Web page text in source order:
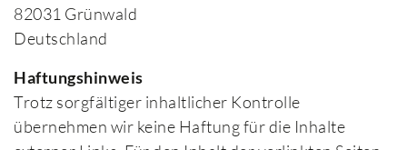
82031 Grünwald
Deutschland
Haftungshinweis
Trotz sorgfältiger inhaltlicher Kontrolle
übernehmen wir keine Haftung für die Inhalte